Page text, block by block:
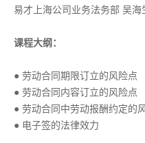
易才上海公司业务法务部 吴海
课程大纲：
● 劳动合同期限订立的风险点
● 劳动合同内容订立的风险点
● 劳动合同中劳动报酬约定的
● 电子签的法律效力